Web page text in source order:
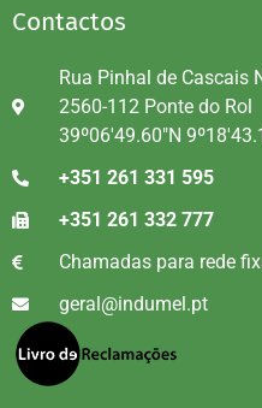
Contactos
Rua Pinhal de Cascais
2560-112 Ponte do Rol
39º06'49.60"N
+351 261 331 595
+351 261 332 777
Chamadas para rede
geral@indumel.pt